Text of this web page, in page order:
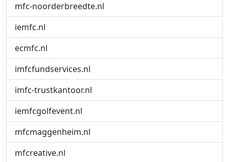
mfc-noorderbreedte.nl
iemfc.nl
ecmfc.nl
imfcfundservices.nl
imfc-trustkantoor.nl
iemfcgolfevent.nl
mfcmaggenheim.nl
mfcreative.nl